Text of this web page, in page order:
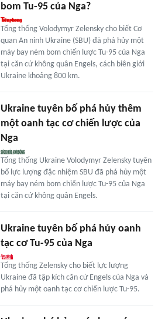
bom Tu-95 của Nga?
Tổng thống Volodymyr Zelensky cho biết Cơ
quan An ninh Ukraine (SBU) đã phá hủy một
máy bay ném bom chiến lược Tu-95 của Nga
tại căn cứ không quân Engels, cách biên giới
Ukraine khoảng 800 km.
Ukraine tuyên bố phá hủy thêm
một oanh tạc cơ chiến lược của
Nga
Tổng thống Ukraine Volodymyr Zelensky tuyên
bố lực lượng đặc nhiệm SBU đã phá hủy một
máy bay ném bom chiến lược Tu-95 của Nga
tại căn cứ không quân Engels.
Ukraine tuyên bố phá hủy oanh
tạc cơ Tu-95 của Nga
Tổng thống Zelensky cho biết lực lượng
Ukraine đã tập kích căn cứ Engels của Nga và
phá hủy một oanh tạc cơ chiến lược Tu-95.